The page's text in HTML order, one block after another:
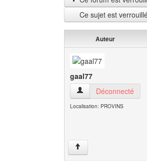
Ce sujet est
Auteur
gaal77
gaal77 Voir le profil de
Déconnecté
Localisation: PROVINS
↑